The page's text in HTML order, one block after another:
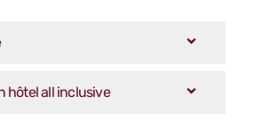
hôtel all inclusive